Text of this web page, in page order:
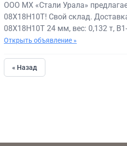
ООО МХ «Стали Урала»
08Х18Н10Т! Свой склад.
08Х18Н10Т 24 мм, вес: 0,132 т,
Открыть объявление »
« Назад